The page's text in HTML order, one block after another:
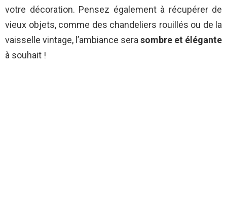
votre décoration. Pensez également à récupérer de
vieux objets, comme des chandeliers rouillés ou de la
vaisselle vintage, l’ambiance sera sombre et élégante
à souhait !